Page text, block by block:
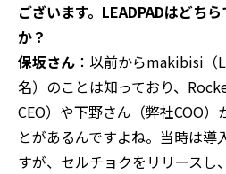
ございます。LEADPADはどち
か？
保坂さん ：以前からmakibisi（
名）のことは知っており、
CEO）や下野さん（弊社COO
とがあるんですよね。当時は導
すが、セルチョクをリリースし、